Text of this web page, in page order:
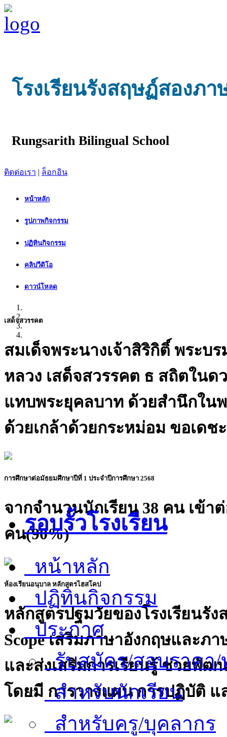
โรงเรียนรังสฤษฏ์สองภา
Rungsarith Bilingual School
ติดต่อเรา | ล็อกอิน
หน้าหลัก
รูปภาพกิจกรรม
ปฏิทินกิจกรรม
คลิปวีดิโอ
ดาวน์โหลด
เสด็จสวรรคต
สมเด็จพระนางเจ้าสิริกิติ์ พระ
หลวง เสด็จสวรรคต ธ สถิตในด
แทบพระยุคลบาท ด้วยสำนึกใ
ด้วยเกล้าด้วยกระหม่อม ขอเด
การศึกษาต่อมัธยมศึกษาปีที่ 1 ประจำปีการศึกษา 2568
จากจำนวนนักเรียน 38 คน เข้า
คน(90%)
ห้องเรียนอนุบาล หลักสูตรไฮสโคป
หลักสูตรปฐมวัยของโรงเรียนรั
Scope เสริมภาษาอังกฤษและภ
และส่งเสริมการเรียนรู้ ช่วยพั
โดยมี การวางแผน การปฏิบัติ แ
รอบรั้วโรงเรียน
หน้าหลัก
ปฏิทินกิจกรรม
ประกาศ
รับสมัคร/สอบราคา/
สำหรับนักเรียน
สำหรับครู/บุคลากร